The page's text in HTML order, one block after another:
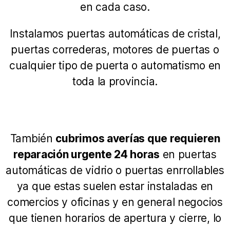
en cada caso.
Instalamos puertas automáticas de cristal,
puertas correderas, motores de puertas o
cualquier tipo de puerta o automatismo en
toda la provincia.
También cubrimos averías que requieren
reparación urgente 24 horas en puertas
automáticas de vidrio o puertas enrrollables
ya que estas suelen estar instaladas en
comercios y oficinas y en general negocios
que tienen horarios de apertura y cierre, lo